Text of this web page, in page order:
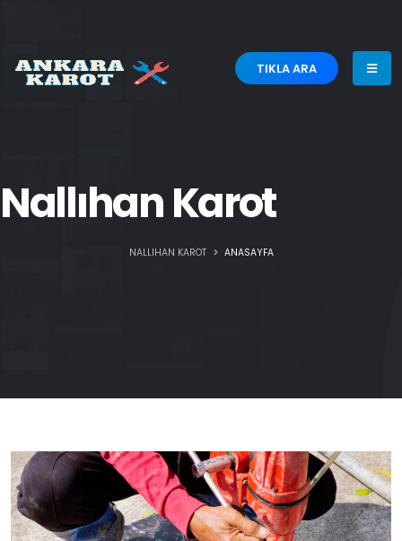
TIKLA ARA
Nallıhan Karot
NALLIHAN KAROT ANASAYFA